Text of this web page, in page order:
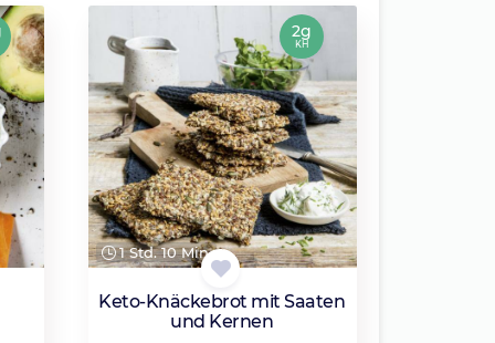
1 Std. 10 Min.
Keto-Knäckebrot mit Saaten
und Kernen
2g
KH